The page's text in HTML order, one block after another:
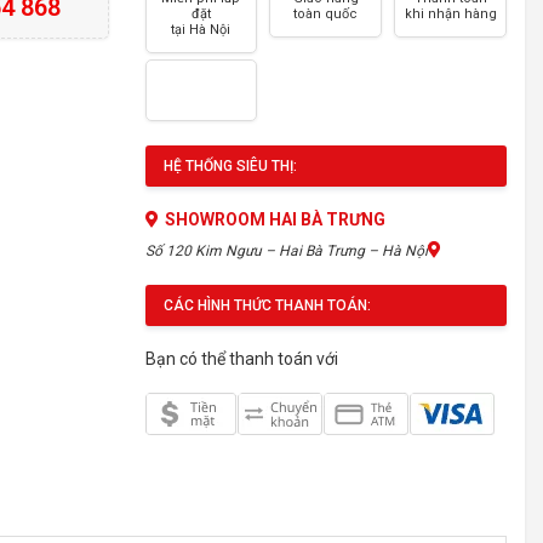
868
đặt
tại Hà Nội
toàn quốc
khi nhận hàng
HỆ THỐNG SIÊU THỊ:
SHOWROOM HAI BÀ TRƯNG
Số 120 Kim Ngưu – Hai Bà Trưng – Hà Nội
CÁC HÌNH THỨC THANH TOÁN:
Bạn có thể thanh toán với